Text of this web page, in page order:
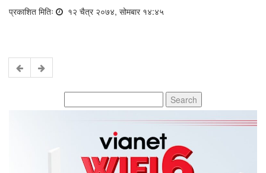
प्रकाशित मितिः १२ चैत्र २०७४, सोमबार १४:४५
for: